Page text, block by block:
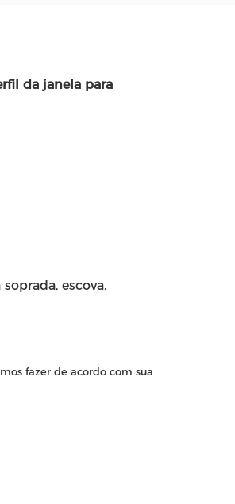
da janela para
escova,
fazer de acordo com sua